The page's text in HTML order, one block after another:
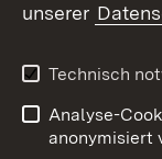
X / Twitter
Youtube
unserer
Technisch
Analyse-
anonymisiert